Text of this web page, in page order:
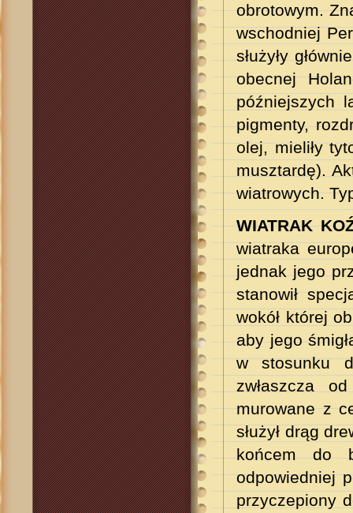
obrotowym.
wschodniej
służyły
obecnej
późniejszych
pigmenty,
olej, mieliły
musztardę).
wiatrowych.
WIATRAK
wiatraka
jednak jego
stanowił
wokół której
aby jego
w stosunku
zwłaszcza
murowane z
służył drąg
końcem do
odpowiedniej
przyczepiony